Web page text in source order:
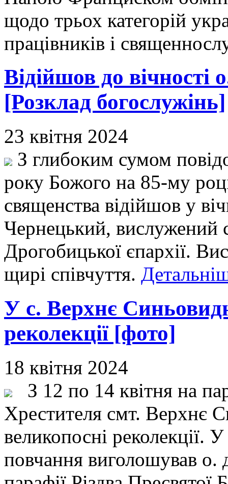
щодо трьох категорій
працівників і
Відійшов до
[Розклад богослужінь]
23 квітня 2024
З глибоким сумом
року Божого на 85-му
священства відійшов у
Чернецький, вислужений
Дрогобицької єпархії.
щирі співчуття.
У с. Верхнє
реколекції [фото]
18 квітня 2024
З 12 по 14 квітня на
Хрестителя смт. Верхнє
великопосні реколекції.
повчання виголошував